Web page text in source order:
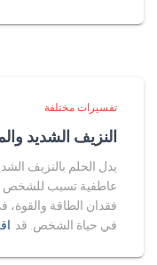
تفسيرات مختلفة
النزيف الشديد
يدل الحلم بالنزيف
عاطفية تسبب للشخص
فقدان الطاقة والقوة،
في حياة الشخص. قد